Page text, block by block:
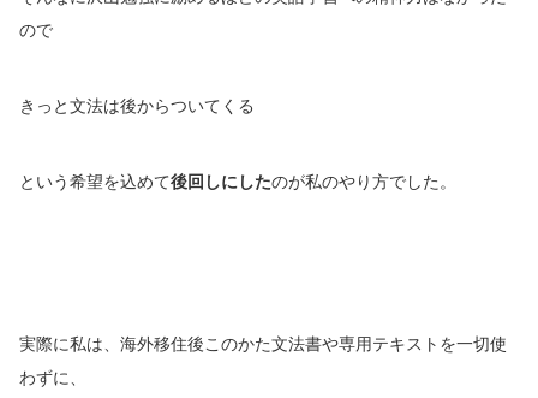
ので
きっと文法は後からついてくる
という希望を込めて後回しにしたのが私のやり方でした。
実際に私は、海外移住後このかた文法書や専用テキストを一切使
わずに、